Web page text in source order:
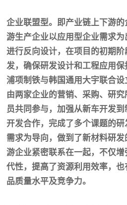
企业联盟型。即产业链上下游
游生产企业以应用型企业需求
进行反向设计，在项目的初期
发，确保研发设计和工程应用
浦项制铁与韩国通用大宇联合设
由两家企业的营销、采购、研
员共同参与，加强从新车开发
开发合作，完成了多个课题的
需求为导向，做到了新材料研
游企业紧密联系在一起，不仅
代性，提高了资源利用效率，
品质量水平及竞争力。